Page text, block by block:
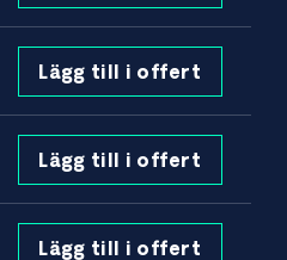
Lägg till i offert
Lägg till i offert
Lägg till i offert